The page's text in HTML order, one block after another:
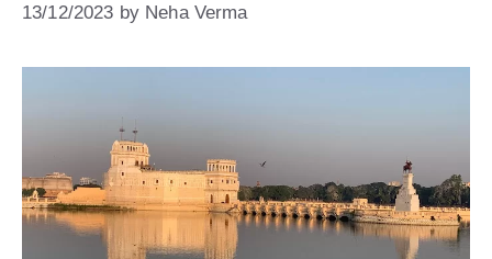
13/12/2023 by Neha Verma